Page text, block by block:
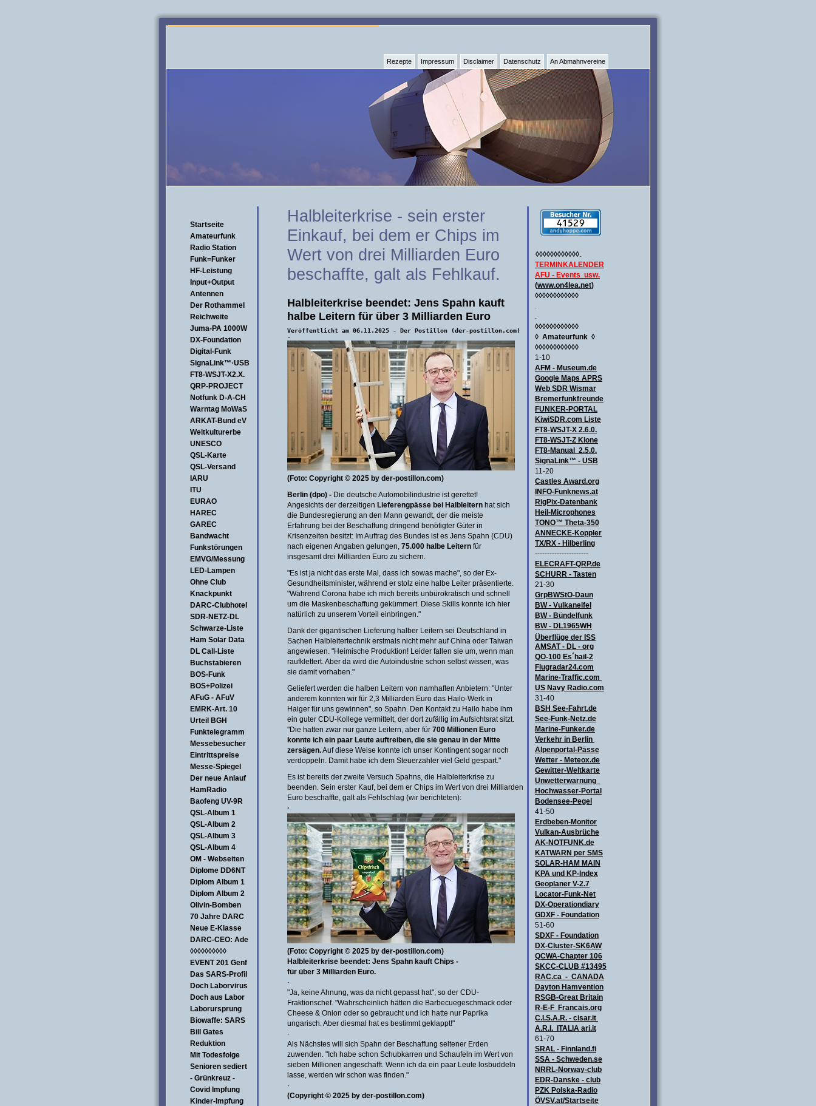
Rezepte Impressum Disclaimer Datenschutz An Abmahnvereine
Startseite
Amateurfunk
Radio Station
Funk=Funker
HF-Leistung
Input+Output
Antennen
Der Rothammel
Reichweite
Juma-PA 1000W
DX-Foundation
Digital-Funk
SignaLink™·USB
FT8-WSJT-X2.X.
QRP-PROJECT
Notfunk D-A-CH
Warntag MoWaS
ARKAT-Bund eV
Weltkulturerbe
UNESCO
QSL-Karte
QSL-Versand
IARU
ITU
EURAO
HAREC
GAREC
Bandwacht
Funkstörungen
EMVG/Messung
LED-Lampen
Ohne Club
Knackpunkt
DARC-Clubhotel
SDR-NETZ-DL
Schwarze-Liste
Ham Solar Data
DL Call-Liste
Buchstabieren
BOS-Funk
BOS+Polizei
AFuG - AFuV
EMRK-Art. 10
Urteil BGH
Funktelegramm
Messebesucher
Eintrittspreise
Messe-Spiegel
Der neue Anlauf
HamRadio
Baofeng UV-9R
QSL-Album 1
QSL-Album 2
QSL-Album 3
QSL-Album 4
OM - Webseiten
Diplome DD6NT
Diplom Album 1
Diplom Album 2
Olivin-Bomben
70 Jahre DARC
Neue E-Klasse
DARC-CEO: Ade
◊◊◊◊◊◊◊◊◊◊
EVENT 201 Genf
Das SARS-Profil
Doch Laborvirus
Doch aus Labor
Laborursprung
Biowaffe: SARS
Bill Gates
Reduktion
Mit Todesfolge
Senioren sediert
- Grünkreuz -
Covid Impfung
Kinder-Impfung
◊◊◊◊◊◊◊◊◊◊◊◊.
TERMINKALENDER
AFU - Events usw.
(www.on4lea.net)
◊◊◊◊◊◊◊◊◊◊◊◊
.
.
◊◊◊◊◊◊◊◊◊◊◊◊
◊ Amateurfunk ◊
◊◊◊◊◊◊◊◊◊◊◊◊
1-10
AFM - Museum.de
Google Maps APRS
Web SDR Wismar
Bremerfunkfreunde
FUNKER-PORTAL
KiwiSDR.com Liste
FT8-WSJT-X 2.6.0.
FT8-WSJT-Z Klone
FT8-Manual 2.5.0.
SignaLink™ - USB
11-20
Castles Award.org
INFO-Funknews.at
RigPix-Datenbank
Heil-Microphones
TONO™ Theta-350
ANNECKE-Koppler
TX/RX - Hilberling
----------------------
ELECRAFT-QRP.de
SCHURR - Tasten
21-30
GrpBWStO-Daun
BW - Vulkaneifel
BW- Bündelfunk
BW - DL1965WH
Überflüge der ISS
AMSAT - DL - org
QO-100 Es´hail-2
Flugradar24.com
Marine-Traffic.com
US Navy Radio.com
31-40
BSH See-Fahrt.de
See-Funk-Netz.de
Marine-Funker.de
Verkehr in Berlin
Alpenportal-Pässe
Wetter - Meteox.de
Gewitter-Weltkarte
Unwetterwarnung
Hochwasser-Portal
Bodensee-Pegel
41-50
Erdbeben-Monitor
Vulkan-Ausbrüche
AK-NOTFUNK.de
KATWARN per SMS
SOLAR-HAM MAIN
KPA und KP-Index
Geoplaner V-2.7
Locator-Funk-Net
DX-Operationdiary
GDXF - Foundation
51-60
SDXF - Foundation
DX-Cluster-SK6AW
QCWA-Chapter 106
SKCC-CLUB #13495
RAC.ca - CANADA
Dayton Hamvention
RSGB-Great Britain
R-E-F Francais.org
C.I.S.A.R. - cisar.it
A.R.I. ITALIA ari.it
61-70
SRAL - Finnland.fi
SSA - Schweden.se
NRRL-Norway-club
EDR-Danske - club
PZK Polska-Radio
ÖVSV.at/Startseite
Halbleiterkrise - sein erster
Einkauf, bei dem er Chips im
Wert von drei Milliarden Euro
beschaffte, galt als Fehlkauf.
Halbleiterkrise beendet: Jens Spahn kauft
halbe Leitern für über 3 Milliarden Euro
Veröffentlicht am 06.11.2025 - Der Postillon (der-postillon.com)
·
(Foto: Copyright © 2025 by der-postillon.com)
Berlin (dpo) - Die deutsche Automobilindustrie ist gerettet!
Angesichts der derzeitigen Lieferengpässe bei Halbleitern hat sich
die Bundesregierung an den Mann gewandt, der die meiste
Erfahrung bei der Beschaffung dringend benötigter Güter in
Krisenzeiten besitzt: Im Auftrag des Bundes ist es Jens Spahn (CDU)
nach eigenen Angaben gelungen, 75.000 halbe Leitern für
insgesamt drei Milliarden Euro zu sichern.
"Es ist ja nicht das erste Mal, dass ich sowas mache", so der Ex-
Gesundheitsminister, während er stolz eine halbe Leiter präsentierte.
"Während Corona habe ich mich bereits unbürokratisch und schnell
um die Maskenbeschaffung gekümmert. Diese Skills konnte ich hier
natürlich zu unserem Vorteil einbringen."
Dank der gigantischen Lieferung halber Leitern sei Deutschland in
Sachen Halbleitertechnik erstmals nicht mehr auf China oder Taiwan
angewiesen. "Heimische Produktion! Leider fallen sie um, wenn man
raufklettert. Aber da wird die Autoindustrie schon selbst wissen, was
sie damit vorhaben."
Geliefert werden die halben Leitern von namhaften Anbietern: "Unter
anderem konnten wir für 2,3 Milliarden Euro das Hailo-Werk in
Haiger für uns gewinnen", so Spahn. Den Kontakt zu Hailo habe ihm
ein guter CDU-Kollege vermittelt, der dort zufällig im Aufsichtsrat sitzt.
"Die hatten zwar nur ganze Leitern, aber für 700 Millionen Euro
konnte ich ein paar Leute auftreiben, die sie genau in der Mitte
zersägen.Auf diese Weise konnte ich unser Kontingent sogar noch
verdoppeln. Damit habe ich dem Steuerzahler viel Geld gespart."
Es ist bereits der zweite Versuch Spahns, die Halbleiterkrise zu
beenden. Sein erster Kauf, bei dem er Chips im Wert von drei Milliarden
Euro beschaffte, galt als Fehlschlag (wir berichteten):
·
(Foto: Copyright © 2025 by der-postillon.com)
Halbleiterkrise beendet: Jens Spahn kauft Chips -
für über 3 Milliarden Euro.
·
"Ja, keine Ahnung, was da nicht gepasst hat", so der CDU-
Fraktionschef. "Wahrscheinlich hätten die Barbecuegeschmack oder
Cheese & Onion oder so gebraucht und ich hatte nur Paprika
ungarisch. Aber diesmal hat es bestimmt geklappt!"
·
Als Nächstes will sich Spahn der Beschaffung seltener Erden
zuwenden. "Ich habe schon Schubkarren und Schaufeln im Wert von
sieben Millionen angeschafft. Wenn ich da ein paar Leute losbuddeln
lasse, werden wir schon was finden."
·
(Copyright © 2025 by der-postillon.com)